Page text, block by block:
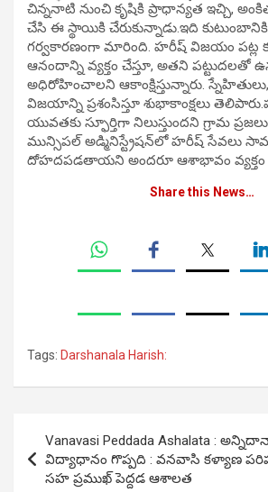
చిన్ననాటి నుంచి కృషికి ప్రాధాన్యత ఇచ్చి,
చేసి ఈ స్థాయికి చేరుకున్నాడు.ఇది
గర్వకారణంగా మారింది. హరీష్ విజయం పట్ల
ఆనందాన్ని వ్యక్తం చేస్తూ, అతని పట్టుదలతో
అధిరోహించాలని ఆకాంక్షిస్తున్నారు.
విజయాన్ని ప్రశంసిస్తూ శుభాకాంక్షలు
యువతకు స్ఫూర్తిగా నిలుస్తుందని గ్రామ
మున్సిపల్ అడ్మినిస్ట్రేషన్‌లో హరీష్ సేవలు
దోహదపడతాయని అందరూ ఆశాభావం వ్యక్తం
Share this News…
Tags: Darshanala Harish:
navigation
Vanavasi Peddada Ashalata :
విద్యాధానం గొప్పది : వనవాసి కళ్యాణ
సహ ప్రముఖ్ పెద్దడ ఆశాలత